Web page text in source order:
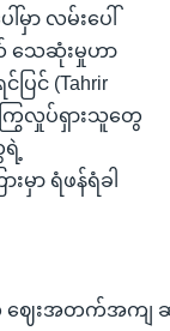
ာ လမ်းပေါ်
သေဆုံးမှုဟာ
င် (Tahrir
ကြွလှုပ်ရှားသူတွေ
ရဲ့
ာ ရံဖန်ရံခါ
ဈေးအတက်အကျ